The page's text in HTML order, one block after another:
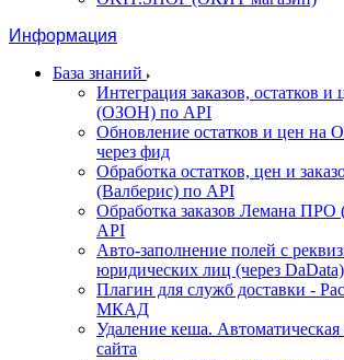
Информация
База знаний
Интеграция заказов, остатков и
(ОЗОН) по API
Обновление остатков и цен на
через фид
Обработка остатков, цен и
(Валберис) по API
Обработка заказов Лемана
API
Авто-заполнение полей с
юридических лиц (через DaData)
Плагин для служб доставки -
МКАД
Удаление кеша. Автоматическая
сайта